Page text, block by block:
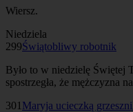
Wiersz.
Niedziela
299Świątobliwy robotnik
Było to w niedzielę Świętej
spostrzegła, że mężczyzna
301 Maryja ucieczką